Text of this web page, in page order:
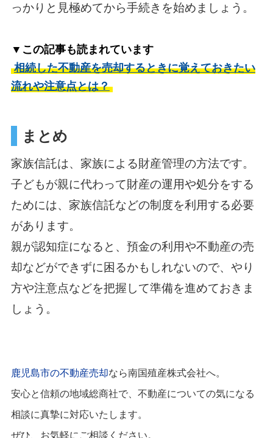
っかりと見極めてから手続きを始めましょう。
▼この記事も読まれています
相続した不動産を売却するときに覚えておきたい
流れや注意点とは？
まとめ
家族信託は、家族による財産管理の方法です。
子どもが親に代わって財産の運用や処分をする
ためには、家族信託などの制度を利用する必要
があります。
親が認知症になると、預金の利用や不動産の売
却などができずに困るかもしれないので、やり
方や注意点などを把握して準備を進めておきま
しょう。
鹿児島市の不動産売却なら南国殖産株式会社へ。
安心と信頼の地域総商社で、不動産についての気になる
相談に真摯に対応いたします。
ぜひ、お気軽にご相談ください。